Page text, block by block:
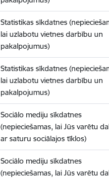
Statistikas sīkdatnes
lai uzlabotu vietnes darbību un
pakalpojumus)
Statistikas sīkdatnes
lai uzlabotu vietnes darbību un
pakalpojumus)
Sociālo mediju sīkdatnes
(nepieciešamas, lai Jūs varētu
ar saturu sociālajos tīklos)
Sociālo mediju sīkdatnes
(nepieciešamas, lai Jūs varētu